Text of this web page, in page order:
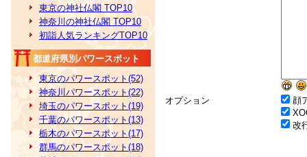
東京の神社仏閣 TOP10
神奈川の神社仏閣 TOP10
初詣人気ランキングTOP10
都道府県別パワースポット
東京のパワースポット(52)
神奈川パワースポット(22)
埼玉のパワースポット(19)
千葉のパワースポット(13)
栃木のパワースポット(17)
群馬のパワースポット(18)
オプション
顔
改